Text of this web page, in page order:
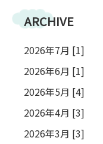
ARCHIVE
2026年7月 [1]
2026年6月 [1]
2026年5月 [4]
2026年4月 [3]
2026年3月 [3]